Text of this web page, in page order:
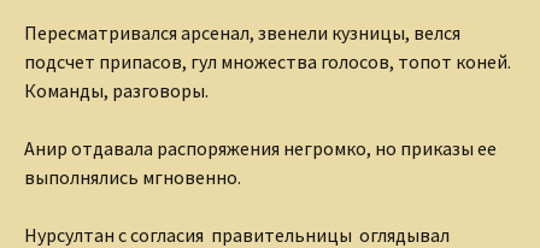
Пересматривался арсенал, звенели кузницы, велся
подсчет припасов, гул множества голосов, топот коней.
Команды, разговоры.
Анир отдавала распоряжения негромко, но приказы ее
выполнялись мгновенно.
Нурсултан с согласия правительницы оглядывал